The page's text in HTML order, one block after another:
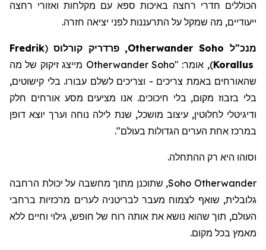
הכוללים חדרי רחצה באיכות ספא עם מקלחות ואזורי רחצה
ייעודיים, מה שמקל על התרעננות לפני יציאה חזרה.
מנכ"ל Otherwander Soho , פרדריקקורלוס (
Fredrik
Korallus
), אומר: "Otherwander Soho מייצג זיקוק של מה
שהאורחים באמת צריכים - וצריכים לשלם עבורו. בלי קישוטים,
בלי בזבוז מקום, בלי חיכוכים. אנו מציעים מסע אורחים חלק
ודיגיטלי לחלוטין, עיצוב מושכל, שנת לילה נוחה וערך יוצא דופן
במרכז אחת הערים הגדולות בעולם".
וסוהו היא רק ההתחלה.
Otherwander
Soho, שתוכנן מתוך מחשבה על יכולת הרחבה
גלובלית, שואף לצמוח מעבר לבריטניה לערים מרכזיות ברחבי
העולם, תוך שהוא נושא את אותה רוח של חופש, גילוי וחיים ללא
מאמץ בכל מקום.